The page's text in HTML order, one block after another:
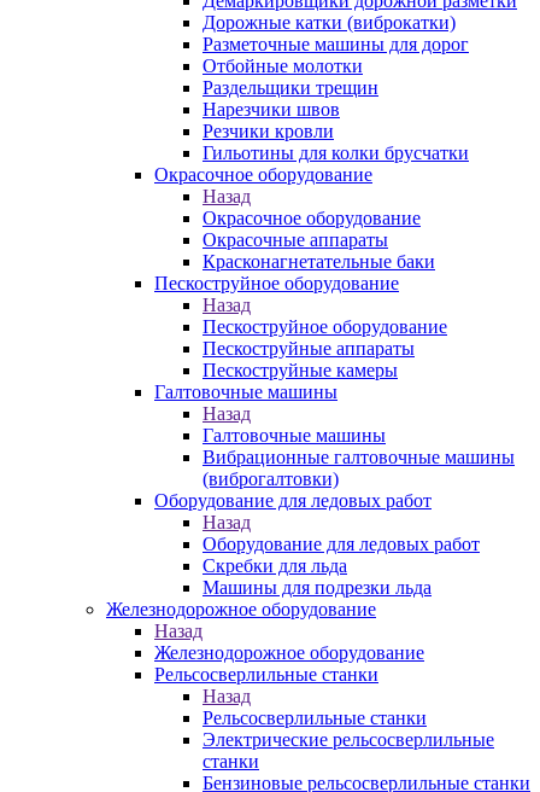
Дорожные катки (виброкатки)
Разметочные машины для дорог
Отбойные молотки
Раздельщики трещин
Нарезчики швов
Резчики кровли
Гильотины для колки брусчатки
Окрасочное оборудование
Назад
Окрасочное оборудование
Окрасочные аппараты
Красконагнетательные баки
Пескоструйное оборудование
Назад
Пескоструйное оборудование
Пескоструйные аппараты
Пескоструйные камеры
Галтовочные машины
Назад
Галтовочные машины
Вибрационные галтовочные машины
(виброгалтовки)
Оборудование для ледовых работ
Назад
Оборудование для ледовых работ
Скребки для льда
Машины для подрезки льда
Железнодорожное оборудование
Назад
Железнодорожное оборудование
Рельсосверлильные станки
Назад
Рельсосверлильные станки
Электрические рельсосверлильные
станки
Бензиновые рельсосверлильные станки